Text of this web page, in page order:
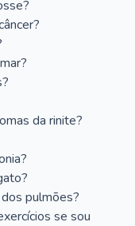
da rinite?
pulmões?
se sou